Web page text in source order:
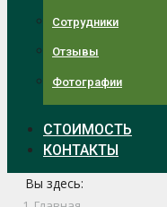
Сотрудники
Отзывы
Фотографии
СТОИМОСТЬ
КОНТАКТЫ
Вы здесь: